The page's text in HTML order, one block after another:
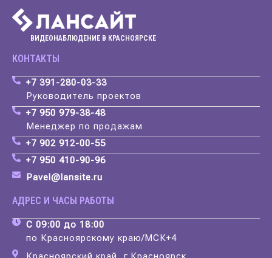
ВИДЕОНАБЛЮДЕНИЕ В КРАСНОЯРСКЕ
КОНТАКТЫ
+7 391-280-03-33
Руководитель проектов
+7 950 979-38-48
Менеджер по продажам
+7 902 912-00-55
+7 950 410-90-96
Pavel@lansite.ru
АДРЕС И ЧАСЫ РАБОТЫ
С 09:00 до 18:00
по Красноярскому краю/МСК+4